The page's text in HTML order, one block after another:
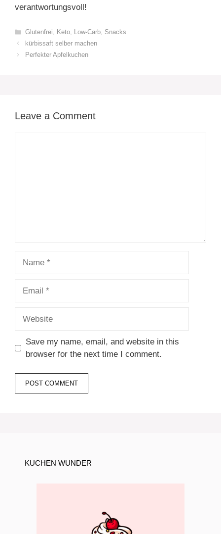
verantwortungsvoll!
Categories
Glutenfrei, Keto, Low-Carb, Snacks
kürbissaft selber machen
Perfekter Apfelkuchen
Leave a Comment
Save my name, email, and website in this
browser for the next time I comment.
KUCHEN WUNDER